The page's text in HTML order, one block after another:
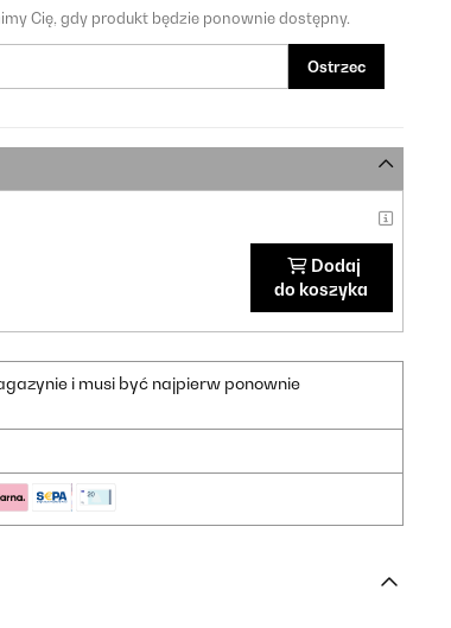
Cię, gdy produkt będzie ponownie dostępny.
Ostrzec
Dodaj
do koszyka
i musi być najpierw ponownie